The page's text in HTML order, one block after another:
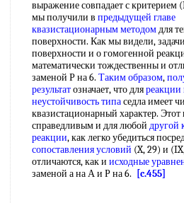
выражение совпадает с критерием
мы получили в предыдущей главе
квазистационарным методомдля
поверхности. Как мы видели,
поверхности и о гомогенной
математически тождественны и
заменой Р на 6. Таким образом,
результатозначает, что дляреакции
неустойчивость типаседла имеет
квазистационарный характер. Этот
справедливым и для любой другой
реакции, как легко убедиться
сопоставления условий (X, 29) и
отличаются, как и исходные
заменой а на А и Р на 6.
[c.455]